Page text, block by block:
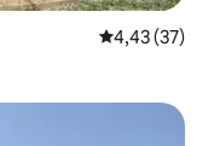
Prosječna
4,43 (37)